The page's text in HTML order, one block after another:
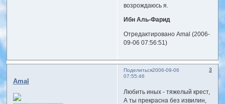
возрождаюсь я.
Ибн Аль-Фарид
Отредактировано Amal (2006-
09-06 07:56:51)
Поделиться 3
2006-09-06
07:55:46
Amal
Любить иных - тяжелый крест,
А ты прекрасна без извилин,